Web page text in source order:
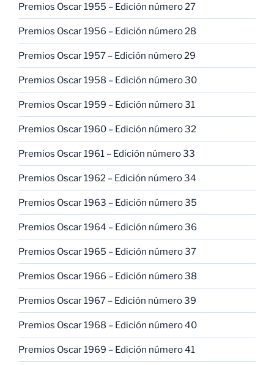
Premios Oscar 1955 – Edición número 27
Premios Oscar 1956 – Edición número 28
Premios Oscar 1957 – Edición número 29
Premios Oscar 1958 – Edición número 30
Premios Oscar 1959 – Edición número 31
Premios Oscar 1960 – Edición número 32
Premios Oscar 1961 – Edición número 33
Premios Oscar 1962 – Edición número 34
Premios Oscar 1963 – Edición número 35
Premios Oscar 1964 – Edición número 36
Premios Oscar 1965 – Edición número 37
Premios Oscar 1966 – Edición número 38
Premios Oscar 1967 – Edición número 39
Premios Oscar 1968 – Edición número 40
Premios Oscar 1969 – Edición número 41